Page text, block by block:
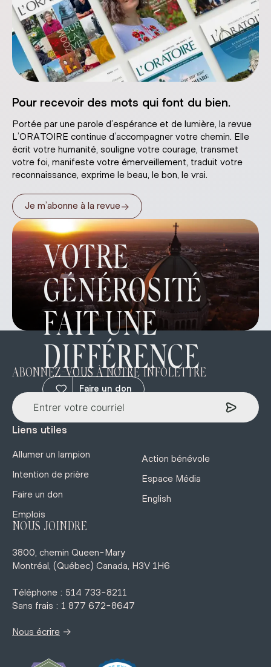
Pour recevoir des mots qui font du bien.
Portée par une parole d’espérance et de lumière, la revue
L’ORATOIRE continue d’accompagner votre chemin. Elle
écrit votre humanité, souligne votre courage, transmet
votre foi, manifeste votre émerveillement, traduit votre
reconnaissance, exprime le beau, le bon, le vrai.
Je m’abonne à la revue→
VOTRE
GÉNÉROSITÉ
FAIT UNE
DIFFÉRENCE
Faire un don
ABONNEZ-VOUS À NOTRE INFOLETTRE
Liens utiles
Allumer un lampion
Intention de prière
Faire un don
Emplois
Action bénévole
Espace Média
English
NOUS JOINDRE
3800, chemin Queen-Mary
Montréal, (Québec) Canada, H3V 1H6
Téléphone : 514 733-8211
Sans frais : 1 877 672-8647
Nous écrire →